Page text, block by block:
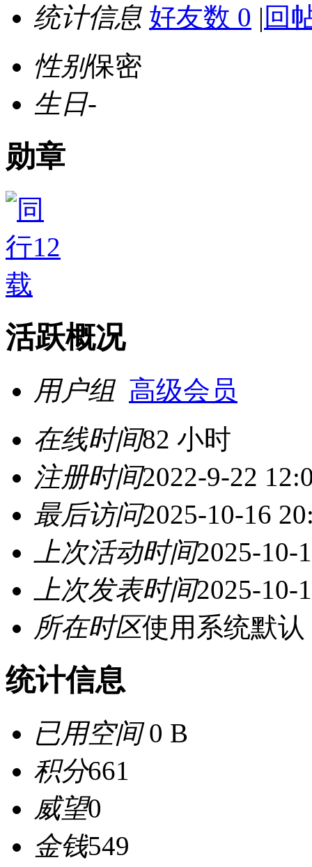
统计信息 好友数 0 | 回
性别保密
生日-
勋章
活跃概况
用户组 高级会员
在线时间82 小时
注册时间2022-9-22
最后访问2025-10-16
上次活动时间2025-10-
上次发表时间2025-10-
所在时区使用系统默认
统计信息
已用空间0 B
积分661
威望0
金钱549